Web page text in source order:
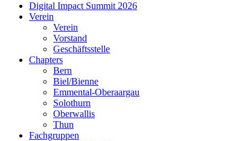
Digital Impact Summit 2026
Verein
Verein
Vorstand
Geschäftsstelle
Chapters
Bern
Biel/Bienne
Emmental-Oberaargau
Solothurn
Oberwallis
Thun
Fachgruppen